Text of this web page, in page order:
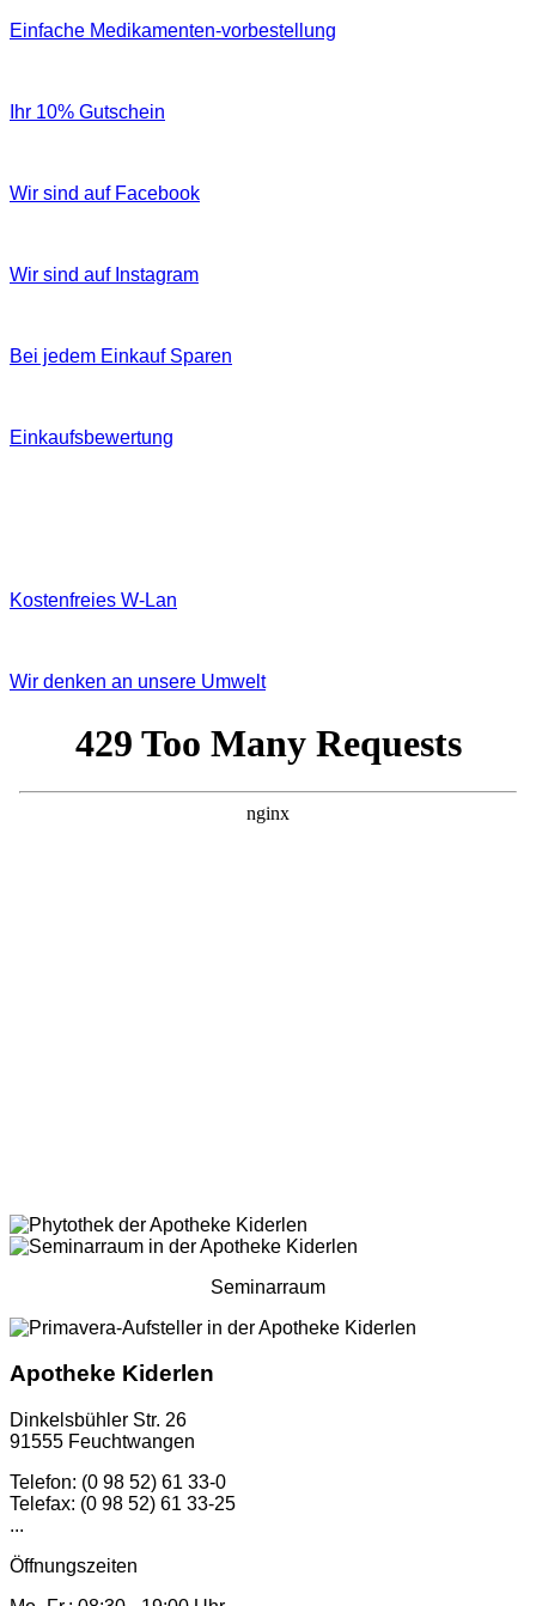
Einfache Medikamenten-vorbestellung
Ihr 10% Gutschein
Wir sind auf Facebook
Wir sind auf Instagram
Bei jedem Einkauf Sparen
Einkaufsbewertung
Kostenfreies W‐Lan
Wir denken an unsere Umwelt
Seminarraum
Apotheke Kiderlen
Dinkelsbühler Str. 26
91555 Feuchtwangen
Telefon: (0 98 52) 61 33-0
Telefax: (0 98 52) 61 33-25
...
Öffnungszeiten